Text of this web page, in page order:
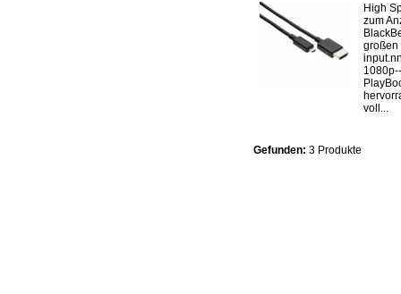
High
zum
großen
voll...
Gefunden: 3 Produkte